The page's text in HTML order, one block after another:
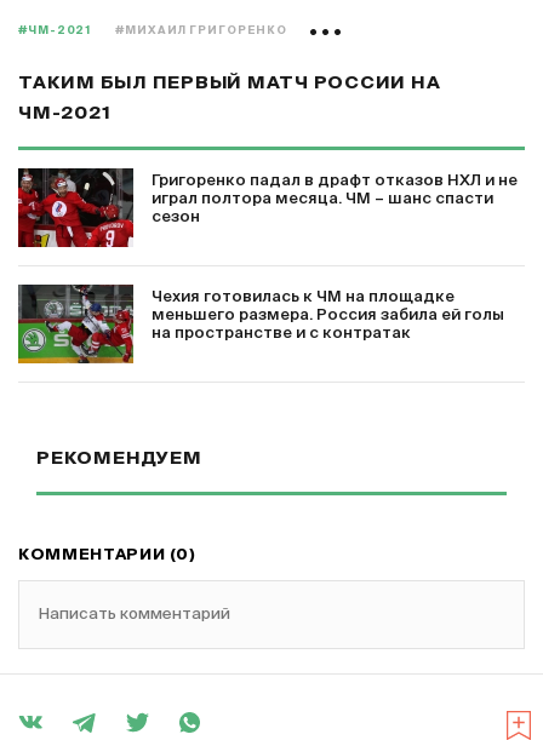
#ЧМ-2021 #МИХАИЛ ГРИГОРЕНКО
ТАКИМ БЫЛ ПЕРВЫЙ МАТЧ РОССИИ НА
ЧМ-2021
Григоренко падал в драфт отказов НХЛ и не
играл полтора месяца. ЧМ – шанс спасти
сезон
Чехия готовилась к ЧМ на площадке
меньшего размера. Россия забила ей голы
на пространстве и с контратак
РЕКОМЕНДУЕМ
КОММЕНТАРИИ (0)
Написать комментарий